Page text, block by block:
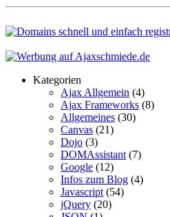
Kategorien
Ajax Allgemein (4)
Ajax Frameworks (8)
Allgemeines (30)
Canvas (21)
Dojo (3)
DOMAssistant (7)
Google (12)
Infos zum Blog (4)
Javascript (54)
jQuery (20)